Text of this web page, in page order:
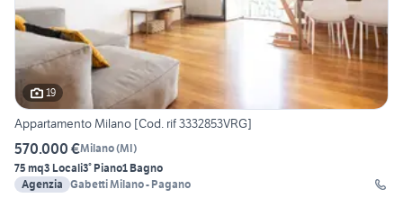
19
Appartamento Milano [Cod. rif 3332853VRG]
570.000 €Milano(MI)
75 mq3 Locali3° Piano1 Bagno
Agenzia Gabetti Milano - Pagano